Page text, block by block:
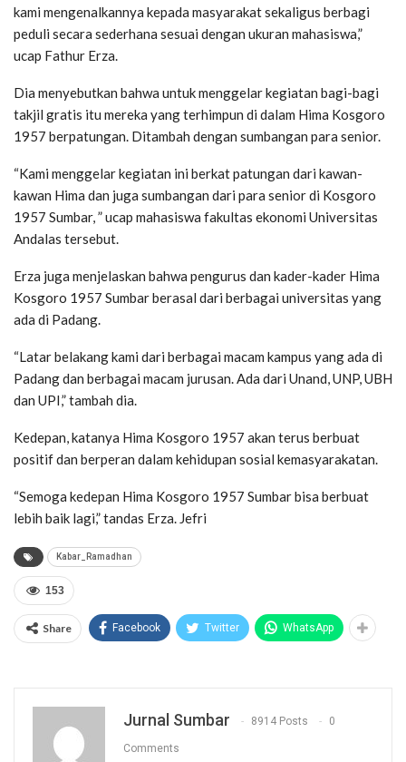
kami mengenalkannya kepada masyarakat sekaligus berbagi
peduli secara sederhana sesuai dengan ukuran mahasiswa,”
ucap Fathur Erza.
Dia menyebutkan bahwa untuk menggelar kegiatan bagi-bagi
takjil gratis itu mereka yang terhimpun di dalam Hima Kosgoro
1957 berpatungan. Ditambah dengan sumbangan para senior.
“Kami menggelar kegiatan ini berkat patungan dari kawan-
kawan Hima dan juga sumbangan dari para senior di Kosgoro
1957 Sumbar, ” ucap mahasiswa fakultas ekonomi Universitas
Andalas tersebut.
Erza juga menjelaskan bahwa pengurus dan kader-kader Hima
Kosgoro 1957 Sumbar berasal dari berbagai universitas yang
ada di Padang.
“Latar belakang kami dari berbagai macam kampus yang ada di
Padang dan berbagai macam jurusan. Ada dari Unand, UNP, UBH
dan UPI,” tambah dia.
Kedepan, katanya Hima Kosgoro 1957 akan terus berbuat
positif dan berperan dalam kehidupan sosial kemasyarakatan.
“Semoga kedepan Hima Kosgoro 1957 Sumbar bisa berbuat
lebih baik lagi,” tandas Erza. Jefri
Kabar_Ramadhan
153
Share Facebook Twitter WhatsApp
Jurnal Sumbar 8914 Posts 0
Comments